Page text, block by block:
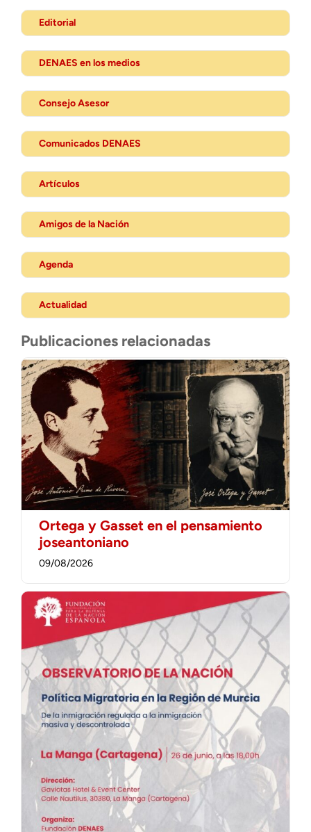
Editorial
DENAES en los medios
Consejo Asesor
Comunicados DENAES
Artículos
Amigos de la Nación
Agenda
Actualidad
Publicaciones relacionadas
Ortega y Gasset en el pensamiento
joseantoniano
09/08/2026